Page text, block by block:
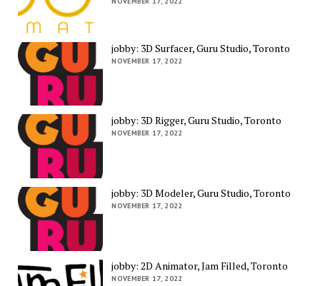
jobby: 3D Surfacer, Guru Studio, Toronto
NOVEMBER 17, 2022
jobby: 3D Rigger, Guru Studio, Toronto
NOVEMBER 17, 2022
jobby: 3D Modeler, Guru Studio, Toronto
NOVEMBER 17, 2022
jobby: 2D Animator, Jam Filled, Toronto
NOVEMBER 17, 2022